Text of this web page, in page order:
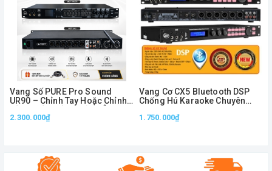
Vang Số PURE Pro Sound
UR90 – Chỉnh Tay Hoặc Chỉnh
Thanh Chuyên Nghiệp
2.300.000₫
Vang Cơ CX5 Bluetooth DSP
Chống Hú Karaoke Chuyên
Điều Chỉnh Echo Reverb
1.750.000₫